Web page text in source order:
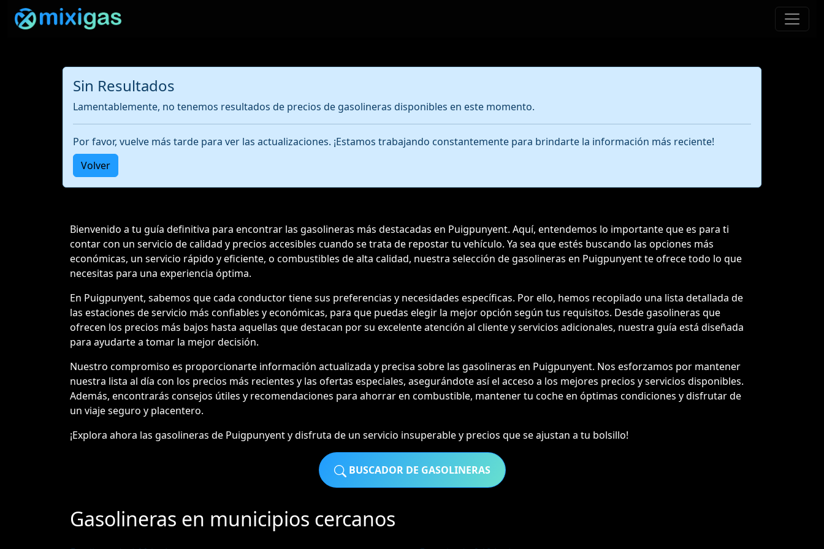
Sin Resultados
Lamentablemente, no tenemos resultados de precios de gasolineras disponibles en este momento.
Por favor, vuelve más tarde para ver las actualizaciones. ¡Estamos trabajando constantemente para brindarte la información más reciente!
Volver
Bienvenido a tu guía definitiva para encontrar las gasolineras más destacadas en Puigpunyent. Aquí, entendemos lo importante que es para ti
contar con un servicio de calidad y precios accesibles cuando se trata de repostar tu vehículo. Ya sea que estés buscando las opciones más
económicas, un servicio rápido y eficiente, o combustibles de alta calidad, nuestra selección de gasolineras en Puigpunyent te ofrece todo lo que
necesitas para una experiencia óptima.
En Puigpunyent, sabemos que cada conductor tiene sus preferencias y necesidades específicas. Por ello, hemos recopilado una lista detallada de
las estaciones de servicio más confiables y económicas, para que puedas elegir la mejor opción según tus requisitos. Desde gasolineras que
ofrecen los precios más bajos hasta aquellas que destacan por su excelente atención al cliente y servicios adicionales, nuestra guía está diseñada
para ayudarte a tomar la mejor decisión.
Nuestro compromiso es proporcionarte información actualizada y precisa sobre las gasolineras en Puigpunyent. Nos esforzamos por mantener
nuestra lista al día con los precios más recientes y las ofertas especiales, asegurándote así el acceso a los mejores precios y servicios disponibles.
Además, encontrarás consejos útiles y recomendaciones para ahorrar en combustible, mantener tu coche en óptimas condiciones y disfrutar de
un viaje seguro y placentero.
¡Explora ahora las gasolineras de Puigpunyent y disfruta de un servicio insuperable y precios que se ajustan a tu bolsillo!
BUSCADOR DE GASOLINERAS
Gasolineras en municipios cercanos